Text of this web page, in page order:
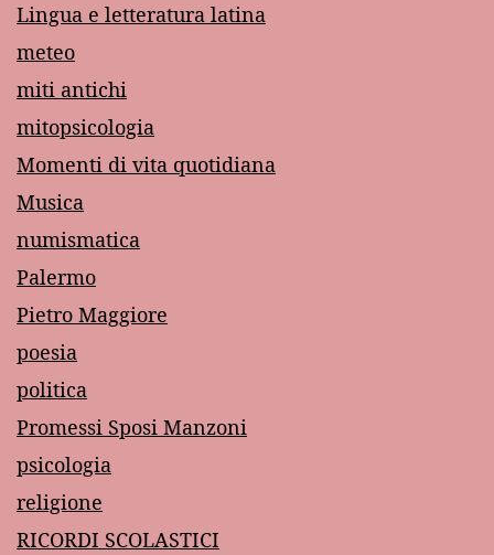
Lingua e letteratura latina
meteo
miti antichi
mitopsicologia
Momenti di vita quotidiana
Musica
numismatica
Palermo
Pietro Maggiore
poesia
politica
Promessi Sposi Manzoni
psicologia
religione
RICORDI SCOLASTICI